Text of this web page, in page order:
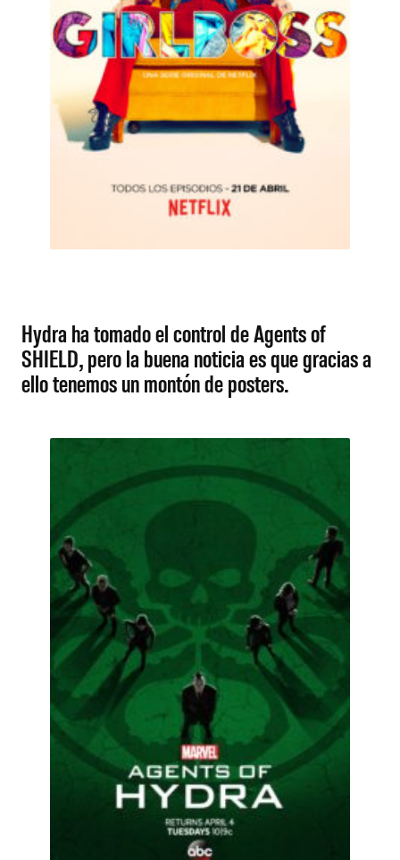
Hydra ha tomado el control de Agents of
SHIELD, pero la buena noticia es que gracias a
ello tenemos un montón de posters.